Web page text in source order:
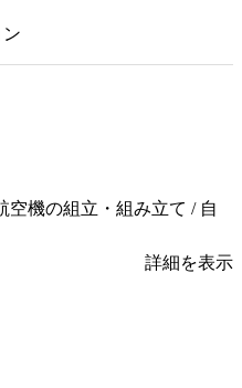
空機の組立・組み立て / 自
詳細を表示